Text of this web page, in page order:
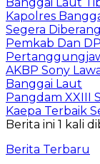
Kapolres
Segera
Pemkab Dan
AKBP Sony
Banggai Laut
Pangdam XXIII
Kaepa Terbaik
Berita ini 1 kali
Berita Terbaru